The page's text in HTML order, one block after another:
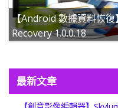
【Android 數據資料恢
Recovery 1.0.0.18
最新文章